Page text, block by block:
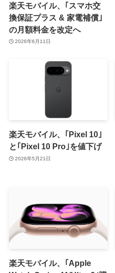
楽天モバイル、｢スマホ交
換保証プラス & 家電補償｣
の月額料金を改定へ
2026年6月11日
楽天モバイル、｢Pixel 10｣
と｢Pixel 10 Pro｣を値下げ
2026年5月21日
楽天モバイル、｢Apple